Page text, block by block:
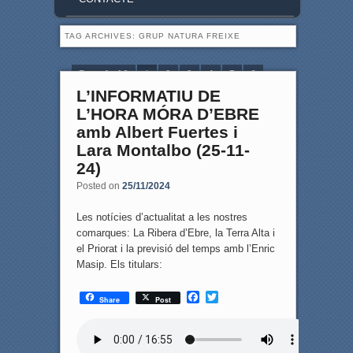
TAG ARCHIVES: GRUP NATURA FREIXE
Page 1 of 6 1 2 3 4 5 6
L’INFORMATIU DE
L’HORA MÓRA D’EBRE
amb Albert Fuertes i
Lara Montalbo (25-11-
24)
Posted on 25/11/2024
Les notícies d’actualitat a les nostres
comarques: La Ribera d’Ebre, la Terra Alta i
el Priorat i la previsió del temps amb l’Enric
Masip. Els titulars:
Share Post
F
T